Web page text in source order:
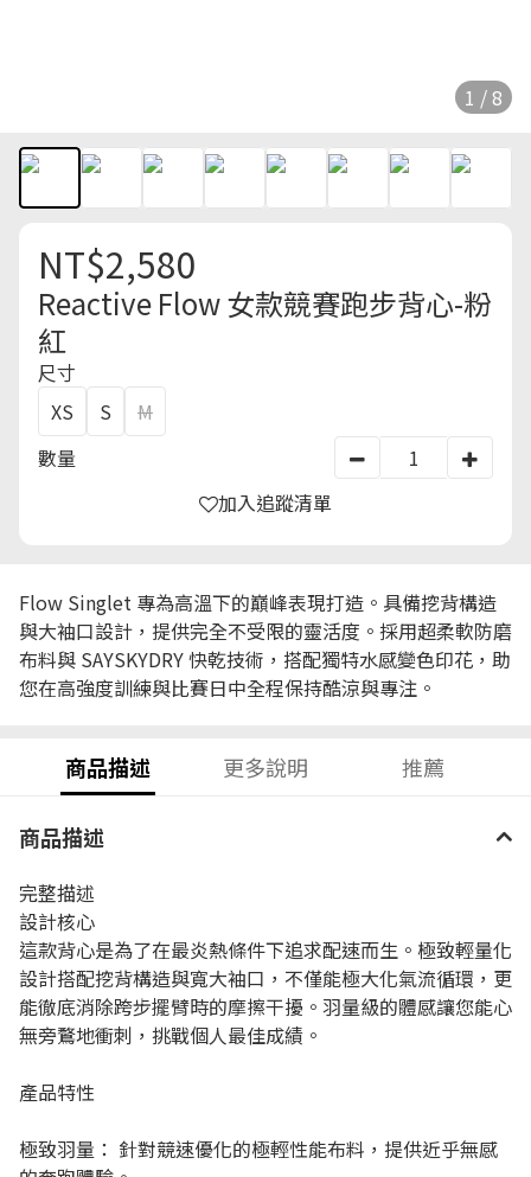
1 / 8
NT$2,580
Reactive Flow 女款競賽跑步背心-粉
紅
尺寸
XS
S
M
數量
加入追蹤清單
Flow Singlet 專為高溫下的巔峰表現打造。具備挖背構造
與大袖口設計，提供完全不受限的靈活度。採用超柔軟防磨
布料與 SAYSKYDRY 快乾技術，搭配獨特水感變色印花，助
您在高強度訓練與比賽日中全程保持酷涼與專注。
商品描述 更多說明 推薦
商品描述
完整描述
設計核心
這款背心是為了在最炎熱條件下追求配速而生。極致輕量化
設計搭配挖背構造與寬大袖口，不僅能極大化氣流循環，更
能徹底消除跨步擺臂時的摩擦干擾。羽量級的體感讓您能心
無旁鶩地衝刺，挑戰個人最佳成績。
產品特性
極致羽量： 針對競速優化的極輕性能布料，提供近乎無感